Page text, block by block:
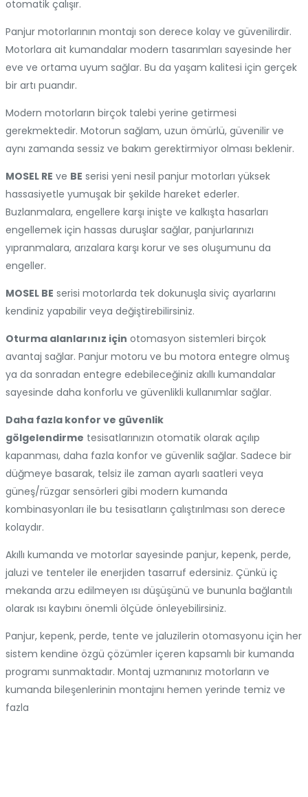
otomatik çalışır.
Panjur motorlarının montajı son derece kolay ve güvenilirdir.
Motorlara ait kumandalar modern tasarımları sayesinde her
eve ve ortama uyum sağlar. Bu da yaşam kalitesi için gerçek
bir artı puandır.
Modern motorların birçok talebi yerine getirmesi
gerekmektedir. Motorun sağlam, uzun ömürlü, güvenilir ve
aynı zamanda sessiz ve bakım gerektirmiyor olması beklenir.
MOSEL RE ve BE serisi yeni nesil panjur motorları yüksek
hassasiyetle yumuşak bir şekilde hareket ederler.
Buzlanmalara, engellere karşı inişte ve kalkışta hasarları
engellemek için hassas duruşlar sağlar, panjurlarınızı
yıpranmalara, arızalara karşı korur ve ses oluşumunu da
engeller.
MOSEL BE serisi motorlarda tek dokunuşla siviç ayarlarını
kendiniz yapabilir veya değiştirebilirsiniz.
Oturma alanlarınız için otomasyon sistemleri birçok
avantaj sağlar. Panjur motoru ve bu motora entegre olmuş
ya da sonradan entegre edebileceğiniz akıllı kumandalar
sayesinde daha konforlu ve güvenlikli kullanımlar sağlar.
Daha fazla konfor ve güvenlik
gölgelendirme tesisatlarınızın otomatik olarak açılıp
kapanması, daha fazla konfor ve güvenlik sağlar. Sadece bir
düğmeye basarak, telsiz ile zaman ayarlı saatleri veya
güneş/rüzgar sensörleri gibi modern kumanda
kombinasyonları ile bu tesisatların çalıştırılması son derece
kolaydır.
Akıllı kumanda ve motorlar sayesinde panjur, kepenk, perde,
jaluzi ve tenteler ile enerjiden tasarruf edersiniz. Çünkü iç
mekanda arzu edilmeyen ısı düşüşünü ve bununla bağlantılı
olarak ısı kaybını önemli ölçüde önleyebilirsiniz.
Panjur, kepenk, perde, tente ve jaluzilerin otomasyonu için her
sistem kendine özgü çözümler içeren kapsamlı bir kumanda
programı sunmaktadır. Montaj uzmanınız motorların ve
kumanda bileşenlerinin montajını hemen yerinde temiz ve
fazla